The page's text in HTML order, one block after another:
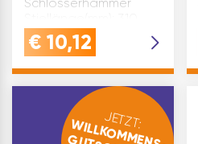
Marke: Stubai
Inhaltsangabe (ST): 1
€ 10,12
JETZT:
WILLKOMMENS-